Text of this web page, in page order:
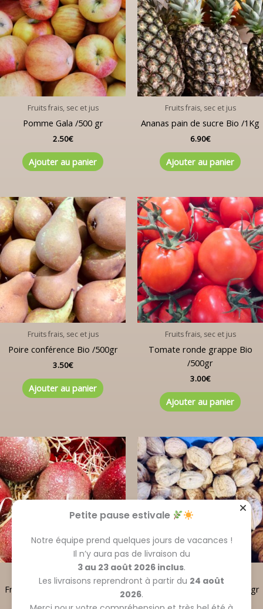
Fruits frais, sec et jus
Pomme Gala /500 gr
2.50€
Ajouter au panier
Fruits frais, sec et jus
Ananas pain de sucre Bio /1Kg
6.90€
Ajouter au panier
Fruits frais, sec et jus
Poire conférence Bio /500gr
3.50€
Ajouter au panier
Fruits frais, sec et jus
Tomate ronde grappe Bio
/500gr
3.00€
Ajouter au panier
Fruit de la passion bio /250 gr
7.50 €
Noix de Grenoble AOP /500 gr
5.00€
Petite pause estivale
Notre équipe prend quelques jours de vacances !
Il n’y aura pas de livraison du
3 au 23 août 2026 inclus.
Les livraisons reprendront à partir du 24 août
2026.